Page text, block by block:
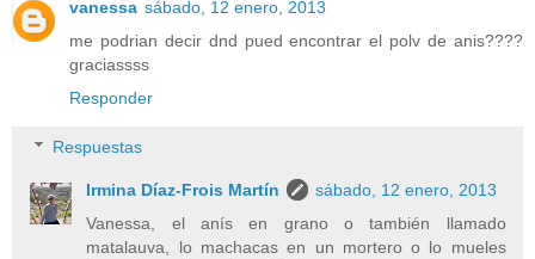
vanessa sábado, 12 enero, 2013
me podrian decir dnd pued encontrar el polv de anis????
graciassss
Responder
Respuestas
Irmina Díaz-Frois Martín
sábado, 12 enero, 2013
Vanessa, el anís en grano o también llamado
matalauva, lo machacas en un mortero o lo mueles